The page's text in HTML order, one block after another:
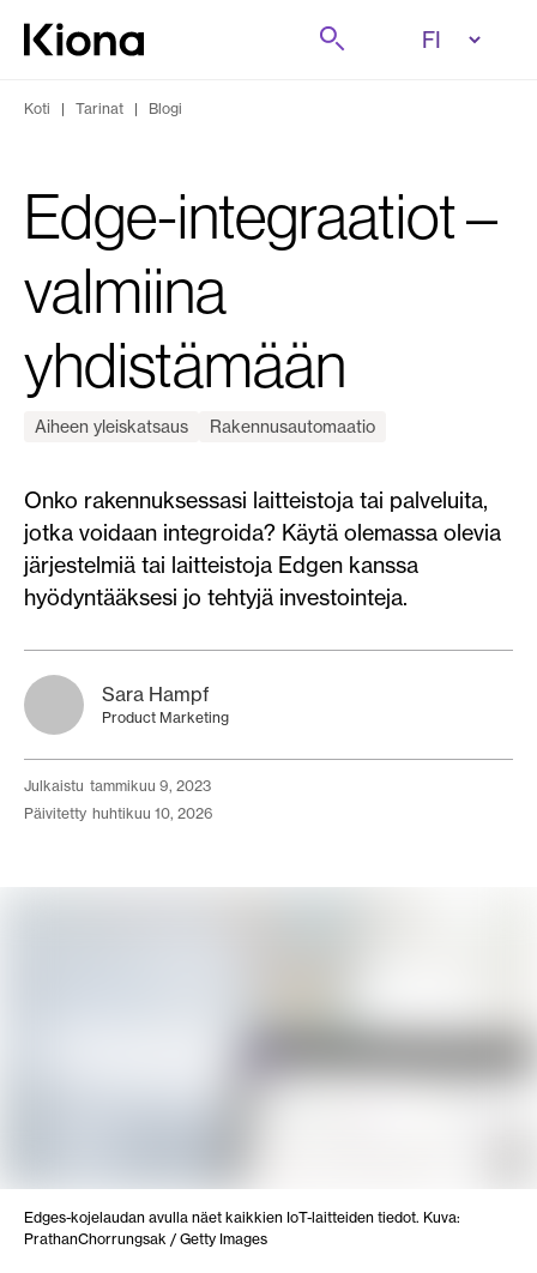
Tutustu tästä
Siirry etusivulle
Etsi
Koti | Tarinat | Blogi
Edge-integraatiot –
valmiina
yhdistämään
Aiheen yleiskatsaus Rakennusautomaatio
Onko rakennuksessasi laitteistoja tai palveluita,
jotka voidaan integroida? Käytä olemassa olevia
järjestelmiä tai laitteistoja Edgen kanssa
hyödyntääksesi jo tehtyjä investointeja.
Sara Hampf
Product Marketing
julkaistu tammikuu 9, 2023
päivitetty huhtikuu 10, 2026
Edges-kojelaudan avulla näet kaikkien IoT-laitteiden tiedot. Kuva:
PrathanChorrungsak / Getty Images